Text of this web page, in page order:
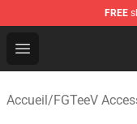
FREE
Open menu
FGTeeV Store -
Accueil/FGTeeV